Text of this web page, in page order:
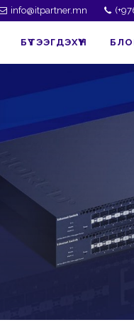
info@itpartner.mn
БҮТЭЭГДЭХҮҮН